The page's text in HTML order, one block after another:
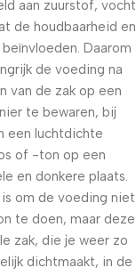
aan zuurstof, vocht
de houdbaarheid en
beïnvloeden. Daarom
de voeding na
van de zak op een
te bewaren, bij
een luchtdichte
of -ton op een
en donkere plaats.
om de voeding niet
te doen, maar deze
zak, die je weer zo
dichtmaakt, in de